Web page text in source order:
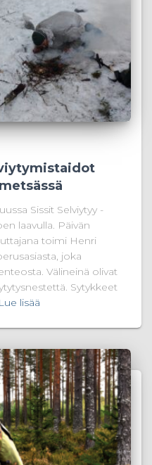
Sissit Selviytyy -
laavulla. Päivän
toimi Henri
joka
Välineinä olivat
Sytykkeet
Lue lisää